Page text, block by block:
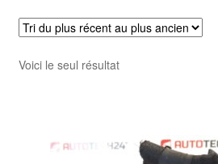
Voici le seul résultat